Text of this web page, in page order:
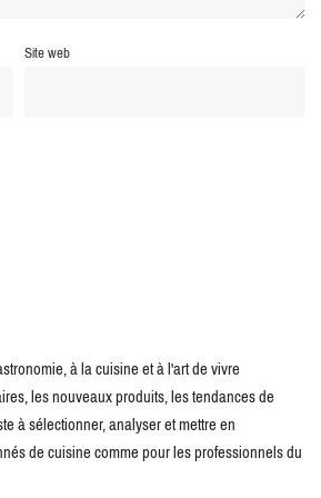
Site web
à la cuisine et à l'art de vivre
les nouveaux produits, les tendances de
à sélectionner, analyser et mettre en
de cuisine comme pour les professionnels du